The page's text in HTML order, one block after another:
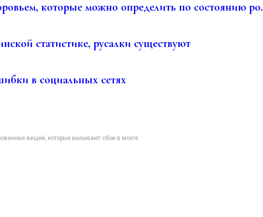
которые можно определить по состоянию
статистике, русалки существуют
в социальных сетях
вещей, которые вызывают сбои в мозге